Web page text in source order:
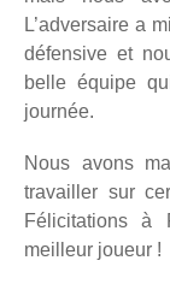
L’adversaire a
défensive et
belle équipe
journée.
Nous avons
travailler sur
Félicitations à
meilleur joueur !